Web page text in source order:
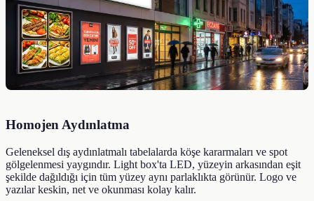
İletişim →
BlogSSS
+90 532 372 39 32
Ücretsiz Teklif Al
Homojen Aydınlatma
Geleneksel dış aydınlatmalı tabelalarda köşe kararmaları ve spot
gölgelenmesi yaygındır. Light box'ta LED, yüzeyin arkasından eşit
şekilde dağıldığı için tüm yüzey aynı parlaklıkta görünür. Logo ve
yazılar keskin, net ve okunması kolay kalır.